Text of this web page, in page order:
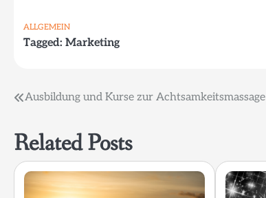
ALLGEMEIN
Tagged: Marketing
Beitragsnavigation
Ausbildung und Kurse zur Achtsamkeitsmassage
Related Posts